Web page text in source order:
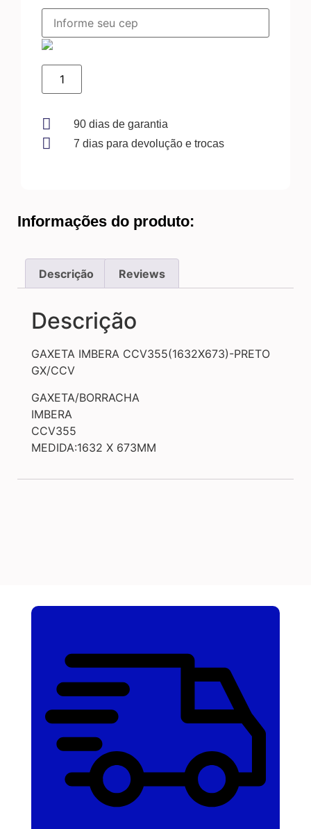
GAXETA
IMBERA
CCV355(1632X673)-
90 dias de garantia
7 dias para devolução e trocas
Informações do produto:
Descrição Reviews
Descrição
GAXETA IMBERA CCV355(1632X673)-PRETO
GX/CCV
GAXETA/BORRACHA
IMBERA
CCV355
MEDIDA:1632 X 673MM